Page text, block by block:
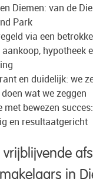
Diemen: van de
Park
via een
hypotheek
en duidelijk: we
wat we zeggen
met bewezen
en resultaatgericht
in